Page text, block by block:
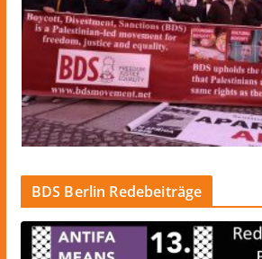
BDS Berlin Redebeiträge